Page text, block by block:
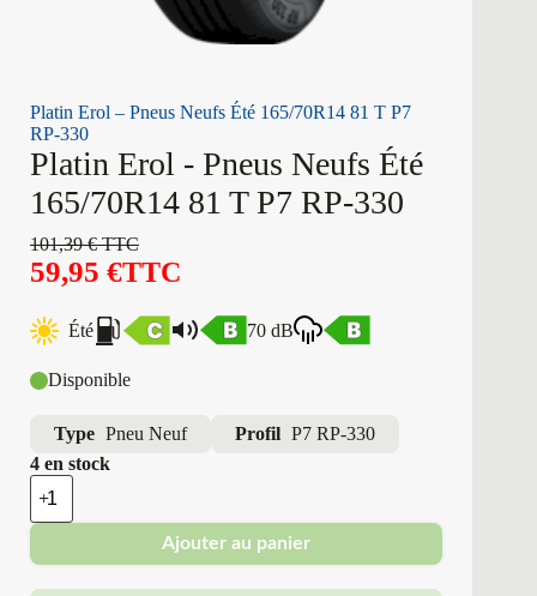
Platin Erol – Pneus Neufs Été 165/70R14 81 T P7
RP-330
Platin Erol - Pneus Neufs Été
165/70R14 81 T P7 RP-330
101,39€TTC
59,95 €TTC
Été 70 dB
Disponible
Type Pneu Neuf Profil P7 RP-330
4 en stock
quantité
de
Platin
-
Pneus
Ajouter au panier